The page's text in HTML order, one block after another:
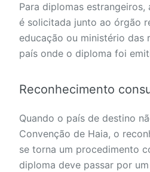
Para diplomas
é solicitada junto ao órgão
educação ou ministério das
país onde o diploma foi
Reconhecimento
Quando o país de destino
Convenção de Haia, o
se torna um procedimento
diploma deve passar por